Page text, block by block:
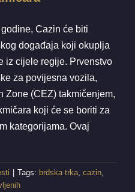
Cazin će biti
događaja koji okuplja
iz cijele regije. Prvenstvo
za povijesna vozila,
Zone (CEZ) takmičenjem,
koji će se boriti za
kategorijama. Ovaj
Tags: brdska trka cazin